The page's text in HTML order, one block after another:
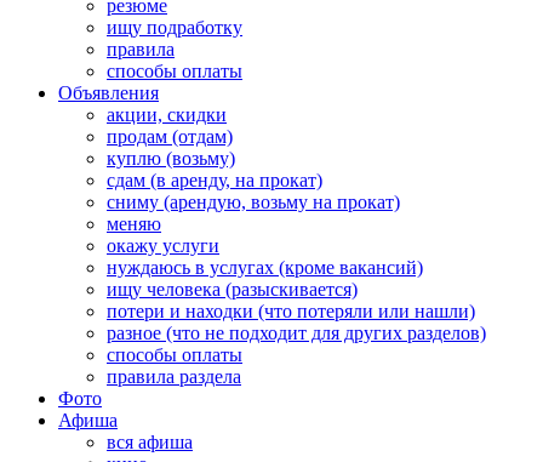
резюме
ищу подработку
правила
способы оплаты
Объявления
акции, скидки
продам (отдам)
куплю (возьму)
сдам (в аренду, на прокат)
сниму (арендую, возьму на прокат)
меняю
окажу услуги
нуждаюсь в услугах (кроме вакансий)
ищу человека (разыскивается)
потери и находки (что потеряли или нашли)
разное (что не подходит для других разделов)
способы оплаты
правила раздела
Фото
Афиша
вся афиша